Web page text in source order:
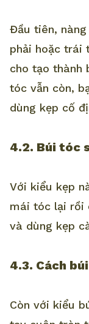
Đầu tiên,
phải hoặc trái
cho tạo thành
tóc vẫn còn,
dùng kẹp cố
4.2. Búi tóc
Với kiểu kẹp
mái tóc lại rồi
và dùng kẹp
4.3. Cách
Còn với kiểu